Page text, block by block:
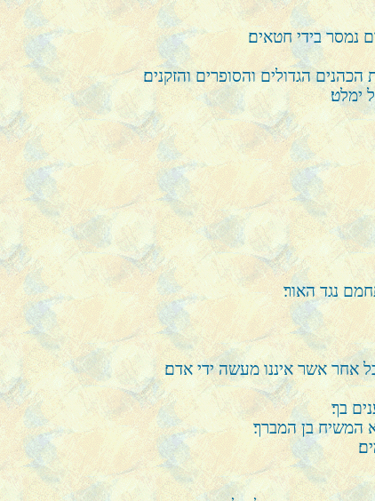
נמסר בידי חטאים׃
הגדולים והסופרים והזקנים׃
ימלט׃
נגד האור׃
אשר איננו מעשה ידי אדם׃
בך׃
המשיח בן המברך׃